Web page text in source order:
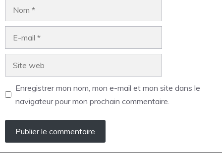
Enregistrer mon nom, mon e-mail et mon site dans le
navigateur pour mon prochain commentaire.